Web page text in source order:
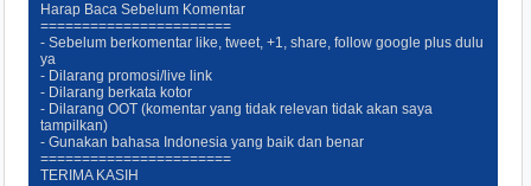
Harap Baca Sebelum Komentar
=======================
- Sebelum berkomentar like, tweet, +1, share, follow google plus dulu
ya
- Dilarang promosi/live link
- Dilarang berkata kotor
- Dilarang OOT (komentar yang tidak relevan tidak akan saya
tampilkan)
- Gunakan bahasa Indonesia yang baik dan benar
=======================
TERIMA KASIH